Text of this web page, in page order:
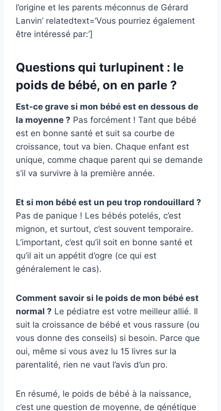
l’origine et les parents méconnus de Gérard
Lanvin’ relatedtext=’Vous pourriez également
être intéressé par:’]
Questions qui turlupinent : le
poids de bébé, on en parle ?
Est-ce grave si mon bébé est en dessous de
la moyenne ? Pas forcément ! Tant que bébé
est en bonne santé et suit sa courbe de
croissance, tout va bien. Chaque enfant est
unique, comme chaque parent qui se demande
s’il va survivre à la première année.
Et si mon bébé est un peu trop rondouillard ?
Pas de panique ! Les bébés potelés, c’est
mignon, et surtout, c’est souvent temporaire.
L’important, c’est qu’il soit en bonne santé et
qu’il ait un appétit d’ogre (ce qui est
généralement le cas).
Comment savoir si le poids de mon bébé est
normal ? Le pédiatre est votre meilleur allié. Il
suit la croissance de bébé et vous rassure (ou
vous donne des conseils) si besoin. Parce que
oui, même si vous avez lu 15 livres sur la
parentalité, rien ne vaut l’avis d’un pro.
En résumé, le poids de bébé à la naissance,
c’est une question de moyenne, de génétique